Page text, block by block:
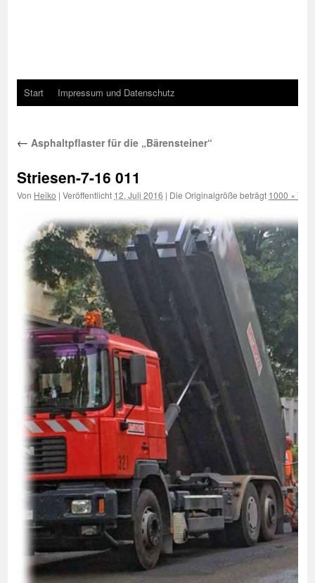
Start Impressum und Datenschutz
← Asphaltpflaster für die „Bärensteiner“
Striesen-7-16 011
Von Heiko | Veröffentlicht 12. Juli 2016 | Die Originalgröße beträgt 1000 × 750